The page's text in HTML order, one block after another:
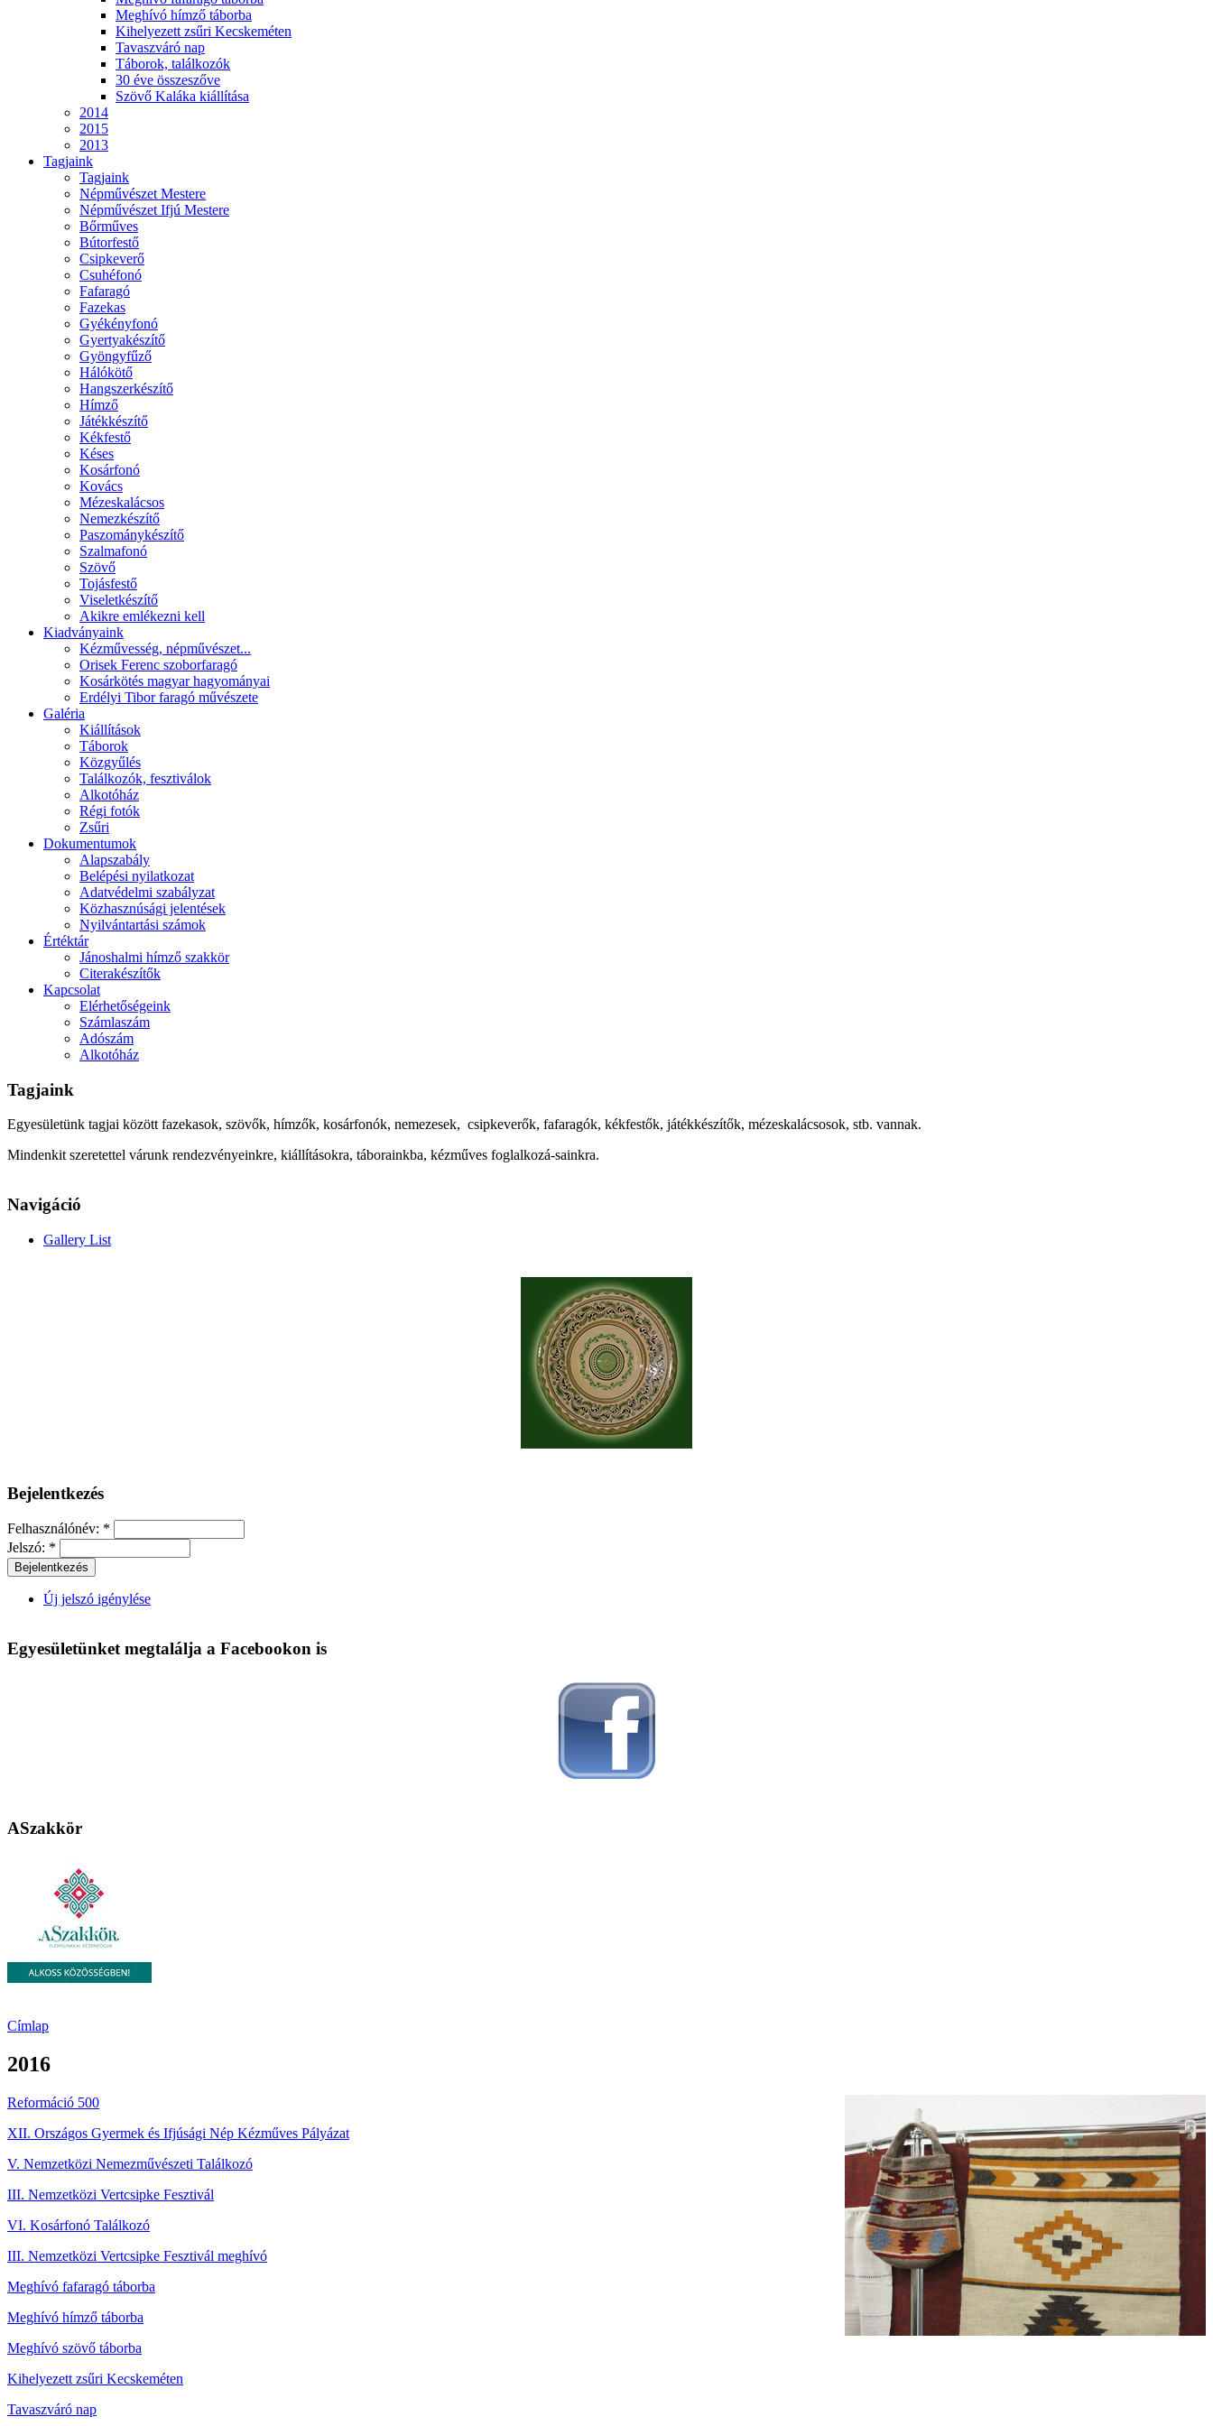
Meghívó hímző táborba
Kihelyezett zsűri Kecskeméten
Tavaszváró nap
Táborok, találkozók
30 éve összeszőve
Szövő Kaláka kiállítása
2014
2015
2013
Tagjaink
Tagjaink
Népművészet Mestere
Népművészet Ifjú Mestere
Bőrműves
Bútorfestő
Csipkeverő
Csuhéfonó
Fafaragó
Fazekas
Gyékényfonó
Gyertyakészítő
Gyöngyfűző
Hálókötő
Hangszerkészítő
Hímző
Játékkészítő
Kékfestő
Késes
Kosárfonó
Kovács
Mézeskalácsos
Nemezkészítő
Paszománykészítő
Szalmafonó
Szövő
Tojásfestő
Viseletkészítő
Akikre emlékezni kell
Kiadványaink
Kézművesség, népművészet...
Orisek Ferenc szoborfaragó
Kosárkötés magyar hagyományai
Erdélyi Tibor faragó művészete
Galéria
Kiállítások
Táborok
Közgyűlés
Találkozók, fesztiválok
Alkotóház
Régi fotók
Zsűri
Dokumentumok
Alapszabály
Belépési nyilatkozat
Adatvédelmi szabályzat
Közhasznúsági jelentések
Nyilvántartási számok
Értéktár
Jánoshalmi hímző szakkör
Citerakészítők
Kapcsolat
Elérhetőségeink
Számlaszám
Adószám
Alkotóház
Tagjaink
Egyesületünk tagjai között fazekasok, szövők, hímzők, kosárfonók, nemezesek, csipkeverők, fafaragók, kékfestők, játékkészítők, mézeskalácsosok, stb. vannak.
Mindenkit szeretettel várunk rendezvényeinkre, kiállításokra, táborainkba, kézműves foglalkozá-sainkra.
Navigáció
Gallery List
Bejelentkezés
Felhasználónév: *
Jelszó: *
Új jelszó igénylése
Egyesületünket megtalálja a Facebookon is
ASzakkör
Címlap
2016
Reformáció 500
XII. Országos Gyermek és Ifjúsági Nép Kézműves Pályázat
V. Nemzetközi Nemezművészeti Találkozó
III. Nemzetközi Vertcsipke Fesztivál
VI. Kosárfonó Találkozó
III. Nemzetközi Vertcsipke Fesztivál meghívó
Meghívó fafaragó táborba
Meghívó hímző táborba
Meghívó szövő táborba
Kihelyezett zsűri Kecskeméten
Tavaszváró nap